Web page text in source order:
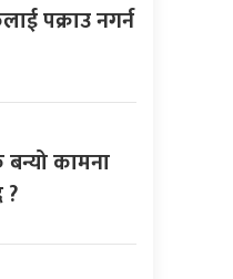
पक्राउ नगर्न
कामना